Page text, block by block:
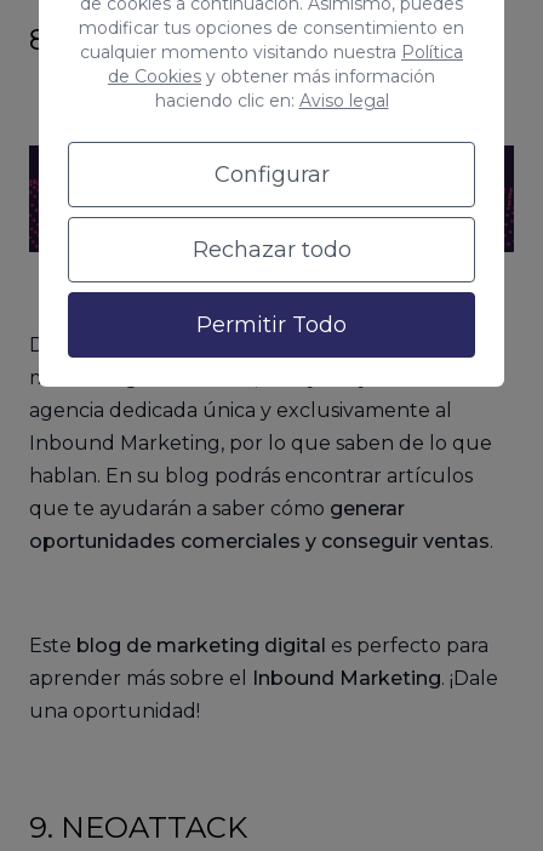
modificar tus opciones de consentimiento en
cualquier momento visitando nuestra Política
de Cookies y obtener más información
haciendo clic en: Aviso legal
Configurar
Rechazar todo
Permitir Todo
8. INBOUNDCYCLE
Dedicada a la creación de estrategias y
metodologías Inbound, InboyndCycle es una
agencia dedicada única y exclusivamente al
Inbound Marketing, por lo que saben de lo que
hablan. En su blog podrás encontrar artículos
que te ayudarán a saber cómo generar
oportunidades comerciales y conseguir ventas.
Este blog de marketing digital es perfecto para
aprender más sobre el
Inbound Marketing. ¡Dale
una oportunidad!
9. NEOATTACK